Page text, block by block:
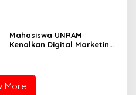
Mahasiswa UNRAM
Kenalkan Digital Marketing
More